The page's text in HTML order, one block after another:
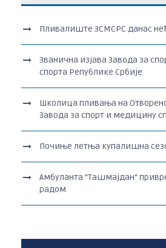
Пливалиште ЗСМСРС данас
Званична изјава Завода за
спорта Републике Србије
Школица пливања на
Завода за спорт и медицину
Почиње летња купалишна
Амбуланта “Ташмајдан“
радом